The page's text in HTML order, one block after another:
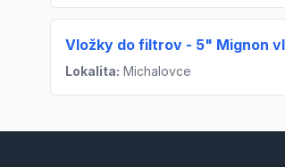
Vložky do filtrov - 5" Mignon
Lokalita: Michalovce